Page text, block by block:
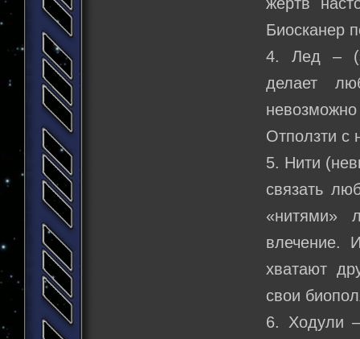
Биосканер
4. Лед –
делает
Отползти с
5. Нити
связать
«нитями»
влечение.
хватают
свои
6. Ходули